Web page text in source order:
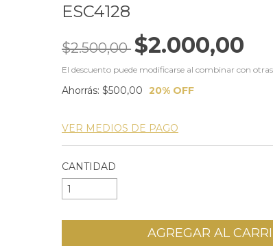
ESC4128
$2.500,00 $2.000,00
El descuento puede modificarse al combinar con
Ahorrás: $500,00 20% OFF
VER MEDIOS DE PAGO
CANTIDAD